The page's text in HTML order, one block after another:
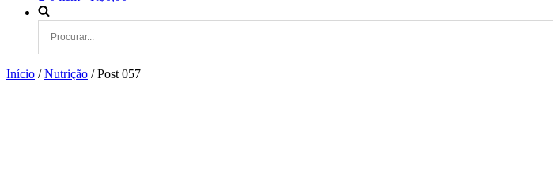
Início /Nutrição / Post 057